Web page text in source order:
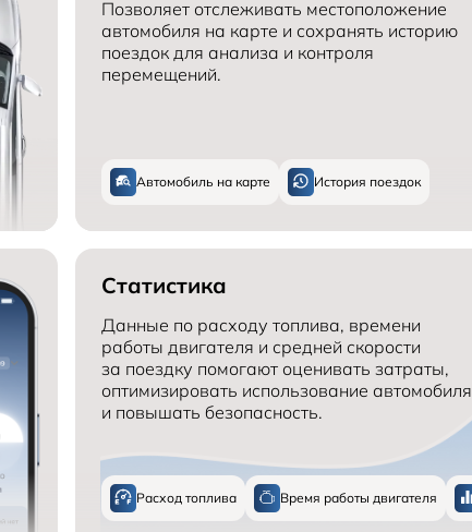
Позволяет отслеживать местоположение
автомобиля на карте и сохранять историю
поездок для анализа и контроля
перемещений.
Автомобиль на карте История поездок
Статистика
Данные по расходу топлива, времени
работы двигателя и средней скорости
за поездку помогают оценивать затраты,
оптимизировать использование автомобиля
и повышать безопасность.
Расход топлива Время работы двигателя